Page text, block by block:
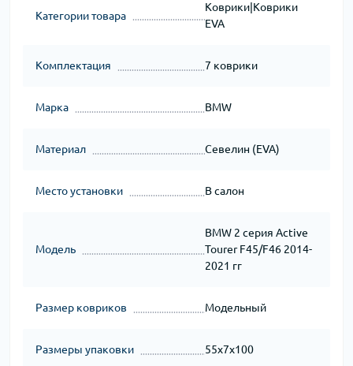
Категории товара
Коврики|Коврики
EVA
Комплектация 7 коврики
Марка BMW
Материал Севелин (EVA)
Место установки В салон
Модель
BMW 2 серия Active
Tourer F45/F46 2014-
2021 гг
Размер ковриков Модельный
Размеры упаковки 55x7x100